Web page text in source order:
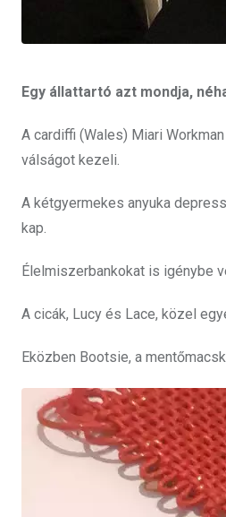
Egy állattartó azt mondja,
A cardiffi (Wales) Miari
válságot kezeli.
A kétgyermekes anyuka
kap.
Élelmiszerbankokat is igénybe
A cicák, Lucy és Lace, közel
Eközben Bootsie, a